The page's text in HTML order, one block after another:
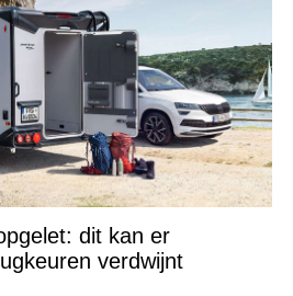
dit kan er
verdwijnt